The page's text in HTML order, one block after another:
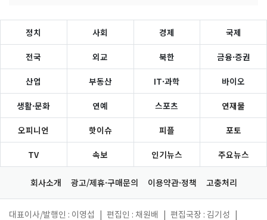
정치 사회 경제 국제
전국 외교 북한 금융·증권
산업 부동산 IT·과학 바이오
생활·문화 연예 스포츠 연재물
오피니언 핫이슈 피플 포토
TV 속보 인기뉴스 주요뉴스
회사소개 광고/제휴·구매문의 이용약관·정책 고충처리
대표이사/발행인 : 이영섭 편집인 : 채원배 편집국장 : 김기성